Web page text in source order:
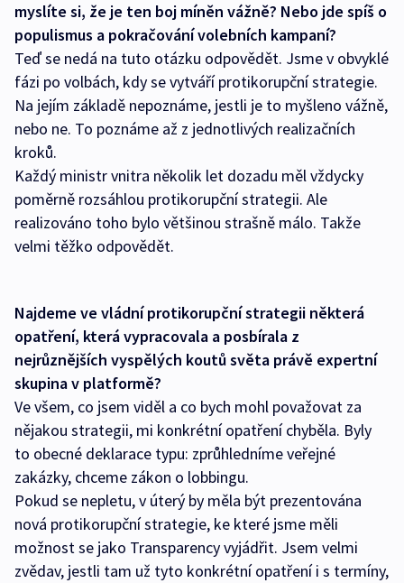
myslíte si, že je ten boj míněn vážně? Nebo jde spíš o
populismus a pokračování volebních kampaní?
Teď se nedá na tuto otázku odpovědět. Jsme v obvyklé
fázi po volbách, kdy se vytváří protikorupční strategie.
Na jejím základě nepoznáme, jestli je to myšleno vážně,
nebo ne. To poznáme až z jednotlivých realizačních
kroků.
Každý ministr vnitra několik let dozadu měl vždycky
poměrně rozsáhlou protikorupční strategii. Ale
realizováno toho bylo většinou strašně málo. Takže
velmi těžko odpovědět.
Najdeme ve vládní protikorupční strategii některá
opatření, která vypracovala a posbírala z
nejrůznějších vyspělých koutů světa právě expertní
skupina v platformě?
Ve všem, co jsem viděl a co bych mohl považovat za
nějakou strategii, mi konkrétní opatření chyběla. Byly
to obecné deklarace typu: zprůhledníme veřejné
zakázky, chceme zákon o lobbingu.
Pokud se nepletu, v úterý by měla být prezentována
nová protikorupční strategie, ke které jsme měli
možnost se jako Transparency vyjádřit. Jsem velmi
zvědav, jestli tam už tyto konkrétní opatření i s termíny,